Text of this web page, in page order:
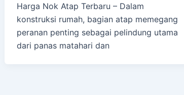
Harga Nok Atap Terbaru – Dalam
konstruksi rumah, bagian atap memegang
peranan penting sebagai pelindung utama
dari panas matahari dan